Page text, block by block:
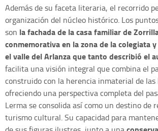
Además de su faceta literaria, el recorrido
organización del núcleo histórico. Los
son la fachada de la casa familiar de
conmemorativa en la zona de la colegiata
el valle del Arlanza que tanto describió el
facilita una visión integral que combina el
construido con la herencia inmaterial de
ofreciendo una perspectiva completa del
Lerma se consolida así como un destino de
turismo cultural. Su capacidad para